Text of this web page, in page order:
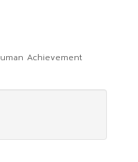
Achievement